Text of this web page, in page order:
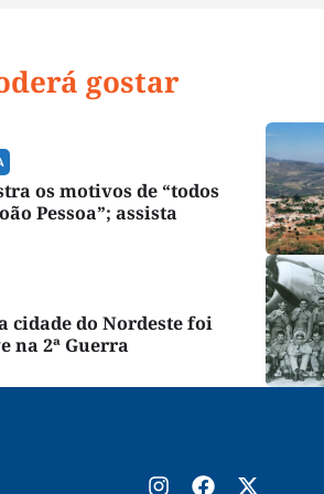
gostar
os motivos de “todos
Pessoa”; assista
cidade do Nordeste foi
na 2ª Guerra